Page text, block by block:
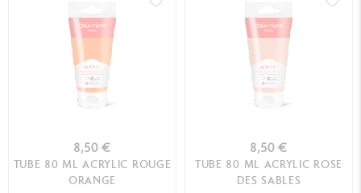
8,50 €
TUBE 80 ML ACRYLIC ROUGE
ORANGE
8,50 €
TUBE 80 ML ACRYLIC ROSE
DES SABLES